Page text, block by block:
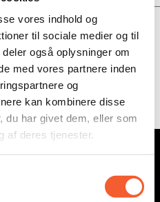
vores indhold og
til sociale medier og til
også oplysninger om
med vores partnere inden
og
kan kombinere disse
du har givet dem, eller som
af deres tjenester.
nyhedsbrev